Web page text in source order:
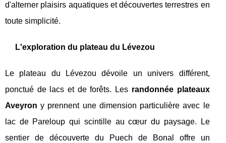
d'alterner plaisirs aquatiques et découvertes terrestres en
toute simplicité.
L'exploration du plateau du Lévezou
Le plateau du Lévezou dévoile un univers différent,
ponctué de lacs et de forêts. Les randonnée plateaux
Aveyron y prennent une dimension particulière avec le
lac de Pareloup qui scintille au cœur du paysage. Le
sentier de découverte du Puech de Bonal offre un